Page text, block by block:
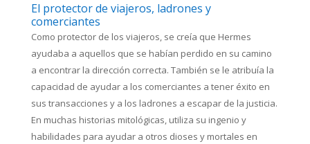
El protector de viajeros, ladrones y
comerciantes
Como protector de los viajeros, se creía que Hermes
ayudaba a aquellos que se habían perdido en su camino
a encontrar la dirección correcta. También se le atribuía la
capacidad de ayudar a los comerciantes a tener éxito en
sus transacciones y a los ladrones a escapar de la justicia.
En muchas historias mitológicas, utiliza su ingenio y
habilidades para ayudar a otros dioses y mortales en